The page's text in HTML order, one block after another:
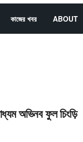
কাজের খবর ABOUT
অভিনব ফুল চিংড়ি